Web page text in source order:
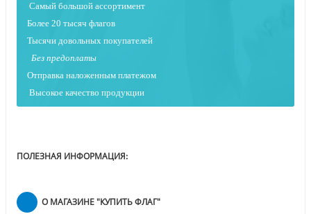
Самый большой ассортимент
Более 20 тысяч флагов
Тысячи довольных покупателей
Без предоплаты
Отправка наложенным платежом
Высокое качество продукции
ПОЛЕЗНАЯ ИНФОРМАЦИЯ:
О МАГАЗИНЕ "КУПИТЬ ФЛАГ"